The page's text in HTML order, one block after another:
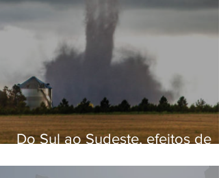
Do Sul ao Sudeste, efeitos de
apreensão na população